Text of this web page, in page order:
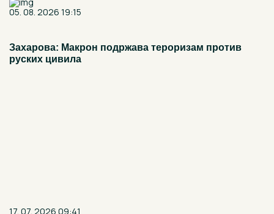
05. 08. 2026 19:15
Захарова: Макрон подржава тероризам против
руских цивила
17. 07. 2026 09:41